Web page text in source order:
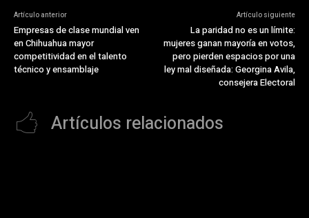
Artículo anterior
Empresas de clase mundial ven
en Chihuahua mayor
competitividad en el talento
técnico y ensamblaje
Artículo siguiente
La paridad no es un límite:
mujeres ganan mayoría en votos,
pero pierden espacios por una
ley mal diseñada: Georgina Avila,
consejera Electoral
Artículos relacionados